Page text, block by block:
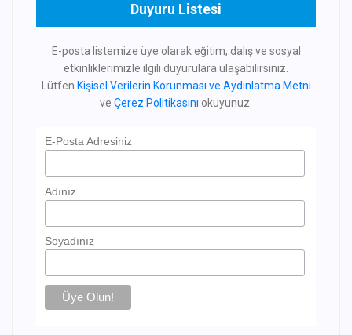
Duyuru Listesi
E-posta listemize üye olarak eğitim, dalış ve sosyal
etkinliklerimizle ilgili duyurulara ulaşabilirsiniz.
Lütfen Kişisel Verilerin Korunması ve Aydınlatma Metni
ve Çerez Politikasını okuyunuz.
E-Posta Adresiniz
Adınız
Soyadınız